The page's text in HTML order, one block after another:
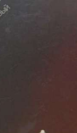
Центральном
переполох“
экспорт: